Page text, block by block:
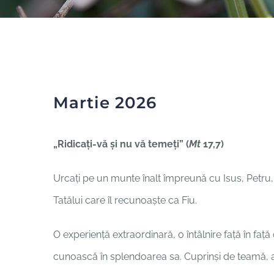
Martie 2026
„Ridicați-vă și nu vă temeți” (Mt17,7)
Urcați pe un munte înalt împreună cu Isus,
Tatălui care îl recunoaște ca Fiu.
O experiență extraordinară, o întâlnire față în
cunoască în splendoarea sa. Cuprinși de